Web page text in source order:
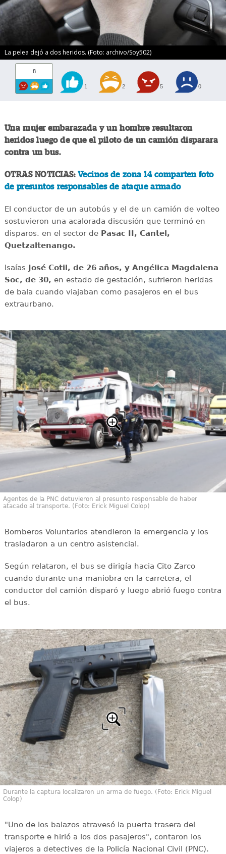
La pelea dejó a dos heridos. (Foto: archivo/Soy502)
8
1 2 5 0
Una mujer embarazada y un hombre resultaron
heridos luego de que el piloto de un camión disparara
contra un bus.
OTRAS NOTICIAS: Vecinos de zona 14 comparten foto
de presuntos responsables de ataque armado
El conductor de un autobús y el de un camión de volteo
sostuvieron una acalorada discusión que terminó en
disparos. en el sector de Pasac II, Cantel,
Quetzaltenango.
Isaías José Cotil, de 26 años, y Angélica Magdalena
Soc, de 30, en estado de gestación, sufrieron heridas
de bala cuando viajaban como pasajeros en el bus
extraurbano.
Agentes de la PNC detuvieron al presunto responsable de haber
atacado al transporte. (Foto: Erick Miguel Colop)
Bomberos Voluntarios atendieron la emergencia y los
trasladaron a un centro asistencial.
Según relataron, el bus se dirigía hacia Cito Zarco
cuando durante una maniobra en la carretera, el
conductor del camión disparó y luego abrió fuego contra
el bus.
Durante la captura localizaron un arma de fuego. (Foto: Erick Miguel
Colop)
"Uno de los balazos atravesó la puerta trasera del
transporte e hirió a los dos pasajeros", contaron los
viajeros a detectives de la Policía Nacional Civil (PNC).